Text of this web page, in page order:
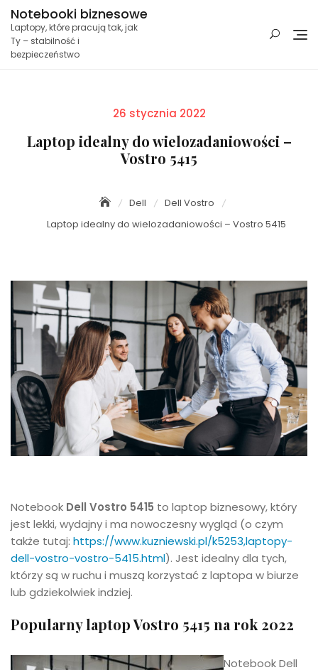
Skip
content
Notebooki biznesowe
Laptopy, które pracują tak, jak
Ty – stabilność i
bezpieczeństwo
Posted
26 stycznia 2022
Laptop idealny do wielozadaniowości –
Vostro 5415
Dell
Dell Vostro
Laptop idealny do wielozadaniowości – Vostro 5415
Notebook Dell Vostro 5415 to laptop biznesowy, który
jest lekki, wydajny i ma nowoczesny wygląd (o czym
także tutaj: https://www.kuzniewski.pl/k5253,laptopy-
dell-vostro-vostro-5415.html). Jest idealny dla tych,
którzy są w ruchu i muszą korzystać z laptopa w biurze
lub gdziekolwiek indziej.
Popularny laptop Vostro 5415 na rok 2022
Notebook Dell